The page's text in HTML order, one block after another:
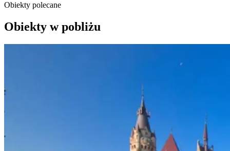
Obiekty polecane
Obiekty w pobliżu